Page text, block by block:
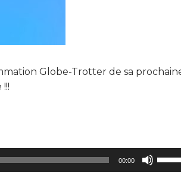
Globe-Trotter de sa
00:00
les